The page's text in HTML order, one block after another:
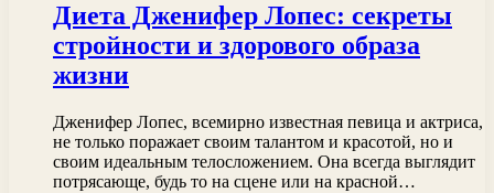
Диета Дженифер Лопес: секреты
стройности и здорового образа
жизни
Дженифер Лопес, всемирно известная певица и актриса,
не только поражает своим талантом и красотой, но и
своим идеальным телосложением. Она всегда выглядит
потрясающе, будь то на сцене или на красной…